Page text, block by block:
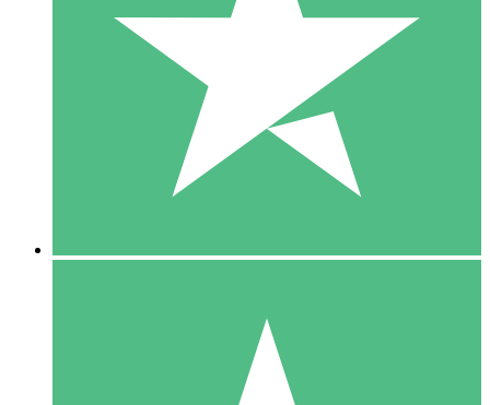
Pague conforme o uso com créditos de download. Sem
1000
10 Downloads
20 00